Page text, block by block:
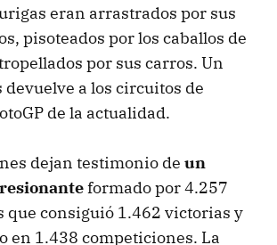
eran arrastrados por sus
pisoteados por los caballos de
por sus carros. Un
devuelve a los circuitos de
de la actualidad.
dejan testimonio de un
formado por 4.257
que consiguió 1.462 victorias y
en 1.438 competiciones. La